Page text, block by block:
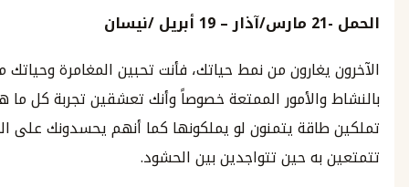
مارس/آذار– 19 أبريل/نيسان
من نمط حياتك، فأنت تحبين المغامرة وحياتك مليئة
الممتعة خصوصاً وأنك تعشقين تجربة كل ما هو جديد.
يتمنون لو يملكونها كما أنهم يحسدونك على السحر الذي
حين تتواجدين بين الحشود.